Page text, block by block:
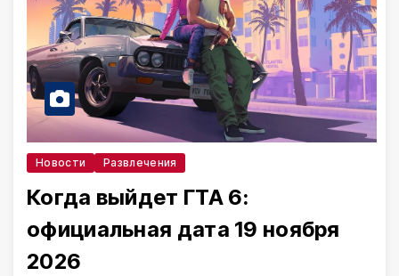
Новости Развлечения
Когда выйдет ГТА 6:
официальная дата 19 ноября
2026